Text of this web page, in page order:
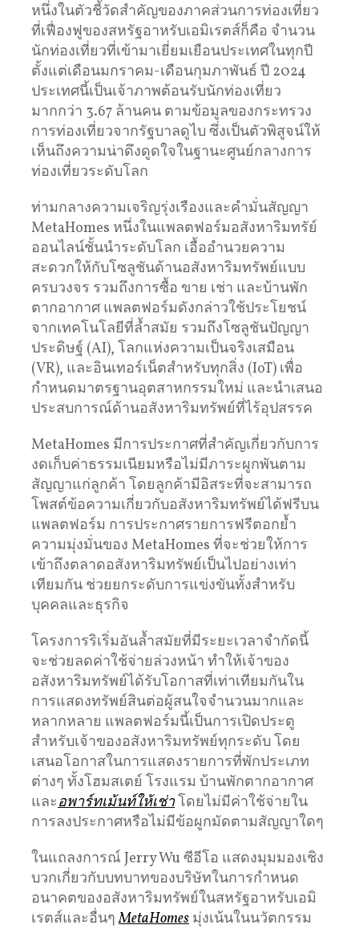
หนึ่งในตัวชี้วัดสำคัญของภาคส่วนการท่องเที่ยว
ที่เฟื่องฟูของสหรัฐอาหรับเอมิเรตส์ก็คือ จำนวน
นักท่องเที่ยวที่เข้ามาเยี่ยมเยือนประเทศในทุกปี
ตั้งแต่เดือนมกราคม-เดือนกุมภาพันธ์ ปี 2024
ประเทศนี้เป็นเจ้าภาพต้อนรับนักท่องเที่ยว
มากกว่า 3.67 ล้านคน ตามข้อมูลของกระทรวง
การท่องเที่ยวจากรัฐบาลดูไบ ซึ่งเป็นตัวพิสูจน์ให้
เห็นถึงความน่าดึงดูดใจในฐานะศูนย์กลางการ
ท่องเที่ยวระดับโลก
ท่ามกลางความเจริญรุ่งเรืองและคำมั่นสัญญา
MetaHomes หนึ่งในแพลตฟอร์มอสังหาริมทรัย์
ออนไลน์ชั้นนำระดับโลก เอื้ออำนวยความ
สะดวกให้กับโซลูชันด้านอสังหาริมทรัพย์แบบ
ครบวงจร รวมถึงการซื้อ ขาย เช่า และบ้านพัก
ตากอากาศ แพลตฟอร์มดังกล่าวใช้ประโยชน์
จากเทคโนโลยีที่ล้ำสมัย รวมถึงโซลูชันปัญญา
ประดิษฐ์ (AI), โลกแห่งความเป็นจริงเสมือน
(VR), และอินเทอร์เน็ตสำหรับทุกสิ่ง (IoT) เพื่อ
กำหนดมาตรฐานอุตสาหกรรมใหม่ และนำเสนอ
ประสบการณ์ด้านอสังหาริมทรัพย์ที่ไร้อุปสรรค
MetaHomes มีการประกาศที่สำคัญเกี่ยวกับการ
งดเก็บค่าธรรมเนียมหรือไม่มีภาระผูกพันตาม
สัญญาแก่ลูกค้า โดยลูกค้ามีอิสระที่จะสามารถ
โพสต์ข้อความเกี่ยวกับอสังหาริมทรัพย์ได้ฟรีบน
แพลตฟอร์ม การประกาศรายการฟรีตอกย้ำ
ความมุ่งมั่นของ MetaHomes ที่จะช่วยให้การ
เข้าถึงตลาดอสังหาริมทรัพย์เป็นไปอย่างเท่า
เทียมกัน ช่วยยกระดับการแข่งขันทั้งสำหรับ
บุคคลและธุรกิจ
โครงการริเริ่มอันล้ำสมัยที่มีระยะเวลาจำกัดนี้
จะช่วยลดค่าใช้จ่ายล่วงหน้า ทำให้เจ้าของ
อสังหาริมทรัพย์ได้รับโอกาสที่เท่าเทียมกันใน
การแสดงทรัพย์สินต่อผู้สนใจจำนวนมากและ
หลากหลาย แพลตฟอร์มนี้เป็นการเปิดประตู
สำหรับเจ้าของอสังหาริมทรัพย์ทุกระดับ โดย
เสนอโอกาสในการแสดงรายการที่พักประเภท
ต่างๆ ทั้งโฮมสเตย์ โรงแรม บ้านพักตากอากาศ
และอพาร์ทเม้นท์ให้เช่าโดยไม่มีค่าใช้จ่ายใน
การลงประกาศหรือไม่มีข้อผูกมัดตามสัญญาใดๆ
ในแถลงการณ์ Jerry Wu ซีอีโอ แสดงมุมมองเชิง
บวกเกี่ยวกับบทบาทของบริษัทในการกำหนด
อนาคตของอสังหาริมทรัพย์ในสหรัฐอาหรับเอมิ
เรตส์และอื่นๆMetaHomes มุ่งเน้นในนวัตกรรม